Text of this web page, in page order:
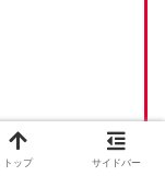
トップ サイドバー